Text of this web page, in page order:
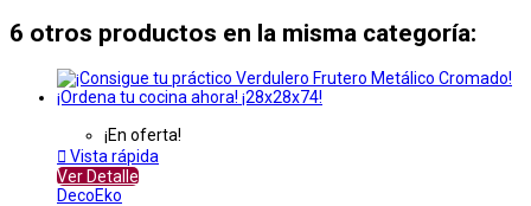
6 otros productos en la misma categoría:
¡En oferta!
 Vista rápida
Ver Detalle
DecoEko